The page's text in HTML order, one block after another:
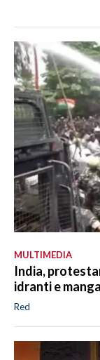
MULTIMEDIA
India,
idranti e
Red